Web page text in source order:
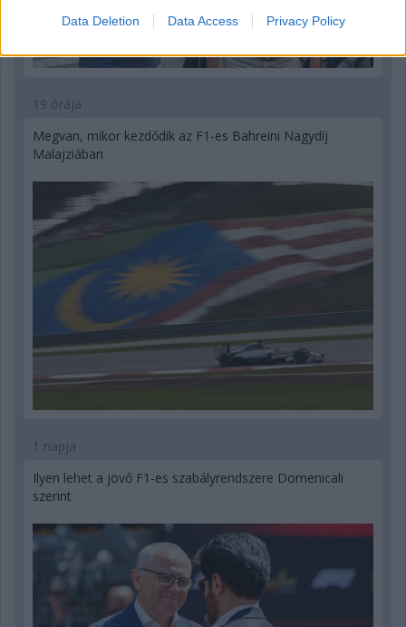
Data Deletion Data Access Privacy Policy
19 órája
Megvan, mikor kezdődik az F1-es Bahreini Nagydíj
Malajziában
1 napja
Ilyen lehet a jövő F1-es szabályrendszere Domenicali
szerint